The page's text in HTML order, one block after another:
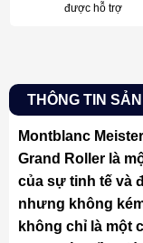
được hỗ trợ
THÔNG TIN
Montblanc
Grand Roller là
của sự tinh tế và
nhưng không
không chỉ là một